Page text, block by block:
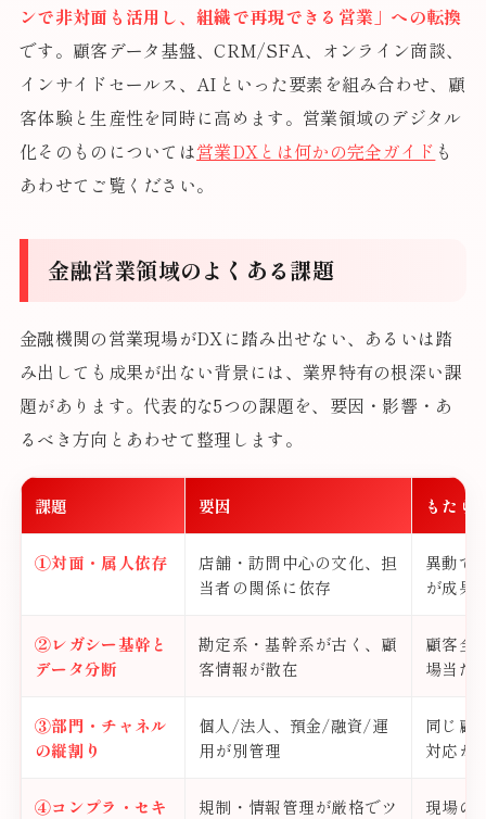
ンで非対面も活用し、組織で再現できる営業」への転換
です。顧客データ基盤、CRM/SFA、オンライン商談、
インサイドセールス、AIといった要素を組み合わせ、顧
客体験と生産性を同時に高めます。営業領域のデジタル
化そのものについては営業DXとは何かの完全ガイド も
あわせてご覧ください。
金融営業領域のよくある課題
金融機関の営業現場がDXに踏み出せない、あるいは踏
み出しても成果が出ない背景には、業界特有の根深い課
題があります。代表的な5つの課題を、要因・影響・あ
るべき方向とあわせて整理します。
課題 要因 もたら
①対面・属人依存
店舗・訪問中心の文化、担
当者の関係に依存
異動で
が成果
②レガシー基幹と
データ分断
勘定系・基幹系が古く、顧
客情報が散在
顧客全
場当た
③部門・チャネル
の縦割り
個人/法人、預金/融資/運
用が別管理
同じ顧
対応が
④コンプラ・セキ
規制・情報管理が厳格でツ
現場の